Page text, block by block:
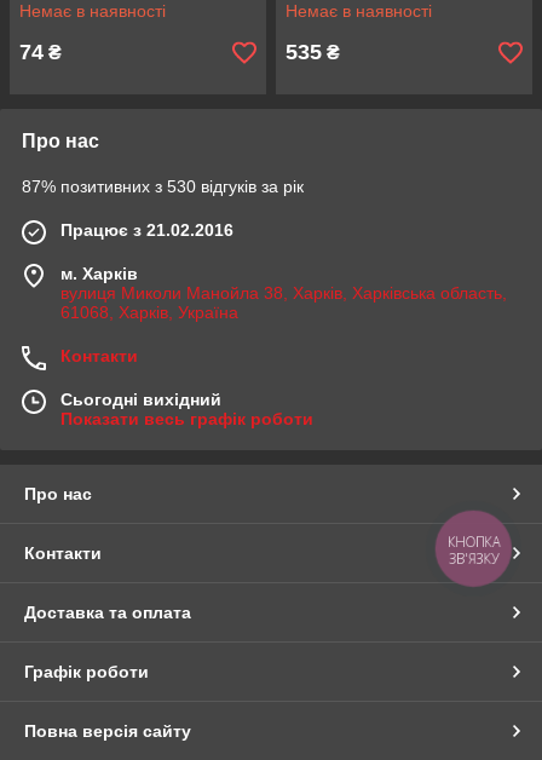
Немає в наявності
74 ₴
Немає в наявності
535 ₴
Про нас
87% позитивних з 530 відгуків за рік
Працює з 21.02.2016
м. Харків
вулиця Миколи Манойла 38, Харків, Харківська область,
61068, Харків, Україна
Контакти
Сьогодні вихідний
Показати весь графік роботи
Про нас
Контакти
Доставка та оплата
Графік роботи
Повна версія сайту
КНОПКА
ЗВ'ЯЗКУ